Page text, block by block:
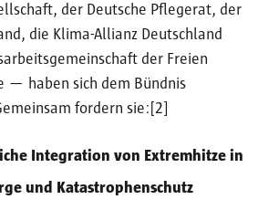
der Deutsche Pflegerat, der
die Klima-Allianz Deutschland
der Freien
— haben sich dem Bündnis
fordern sie:[2]
Integration von Extremhitze in
und Katastrophenschutz